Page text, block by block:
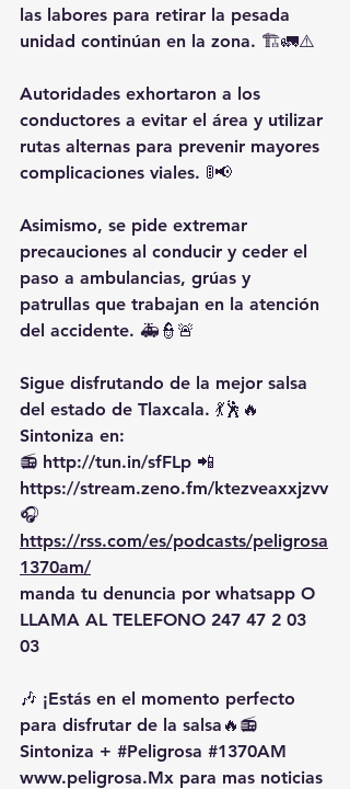
las labores para retirar la pesada
unidad continúan en la zona. 🏗️🚛⚠️
Autoridades exhortaron a los
conductores a evitar el área y utilizar
rutas alternas para prevenir mayores
complicaciones viales. 🚦📢
Asimismo, se pide extremar
precauciones al conducir y ceder el
paso a ambulancias, grúas y
patrullas que trabajan en la atención
del accidente. 🚑👮🚨
Sigue disfrutando de la mejor salsa
del estado de Tlaxcala. 💃🕺🔥
Sintoniza en:
📻 http://tun.in/sfFLp 📲
https://stream.zeno.fm/ktezveaxxjzvv
🎧
https://rss.com/es/podcasts/peligrosa
1370am/
manda tu denuncia por whatsapp O
LLAMA AL TELEFONO 247 47 2 03
03
🎶 ¡Estás en el momento perfecto
para disfrutar de la salsa🔥📻
Sintoniza + #Peligrosa #1370AM
www.peligrosa.Mx para mas noticias